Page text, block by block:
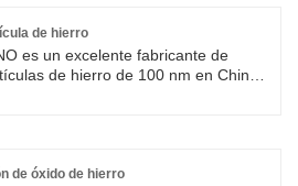
de hierro
es un excelente fabricante de
de hierro de 100 nm en China.
de óxido de hierro